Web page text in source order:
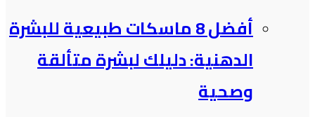
أفضل 8 ماسكات طبيعية للبشرة
الدهنية: دليلك لبشرة متألقة
وصحية